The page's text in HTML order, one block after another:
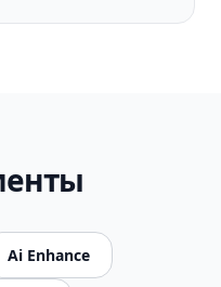
Ai Enhance